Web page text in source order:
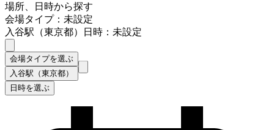
場所、日時から探す
会場タイプ：未設定
入谷駅（東京都）
日時：未設定
会場タイプを選ぶ
入谷駅（東京都）
日時を選ぶ